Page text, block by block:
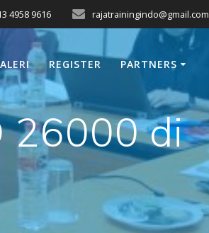
4958 9616 rajatrainingindo@gmail.com
REGISTER PARTNERS
26000 di